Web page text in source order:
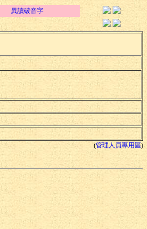
異讀破音字
(管理人員專用區)